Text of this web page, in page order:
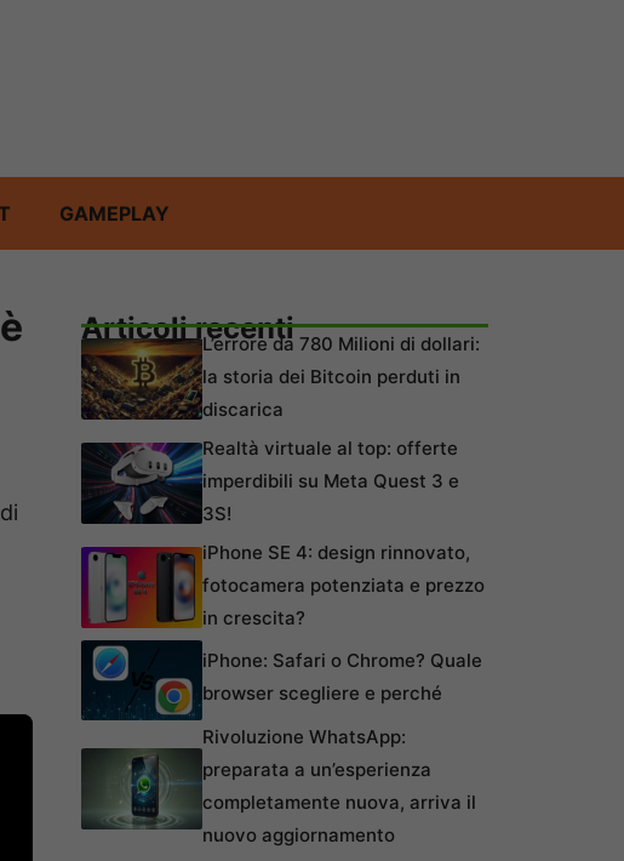
GAMEPLAY
Articoli recentiL’errore da 780 Milioni di dollari:
la storia dei Bitcoin perduti in
discarica
Realtà virtuale al top: offerte
imperdibili su Meta Quest 3 e
3S!
iPhone SE 4: design rinnovato,
fotocamera potenziata e prezzo
in crescita?
iPhone: Safari o Chrome? Quale
browser scegliere e perché
Rivoluzione WhatsApp:
preparata a un’esperienza
completamente nuova, arriva il
nuovo aggiornamento